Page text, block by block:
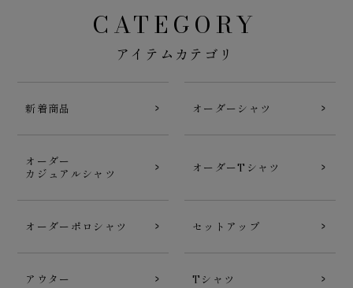
CATEGORY
アイテムカテゴリ
新着商品 オーダーシャツ
オーダー
カジュアルシャツ
オーダーTシャツ
オーダーポロシャツ セットアップ
アウター Tシャツ